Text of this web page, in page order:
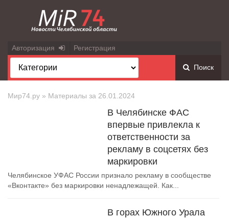
Авторизация Регистрация
Поиск
Мир74.ру » Материалы за 26.01.2024
В Челябинске ФАС
впервые привлекла к
ответственности за
рекламу в соцсетях без
маркировки
Челябинское УФАС России признало рекламу в сообществе
«Вконтакте» без маркировки ненадлежащей. Как...
В горах Южного Урала